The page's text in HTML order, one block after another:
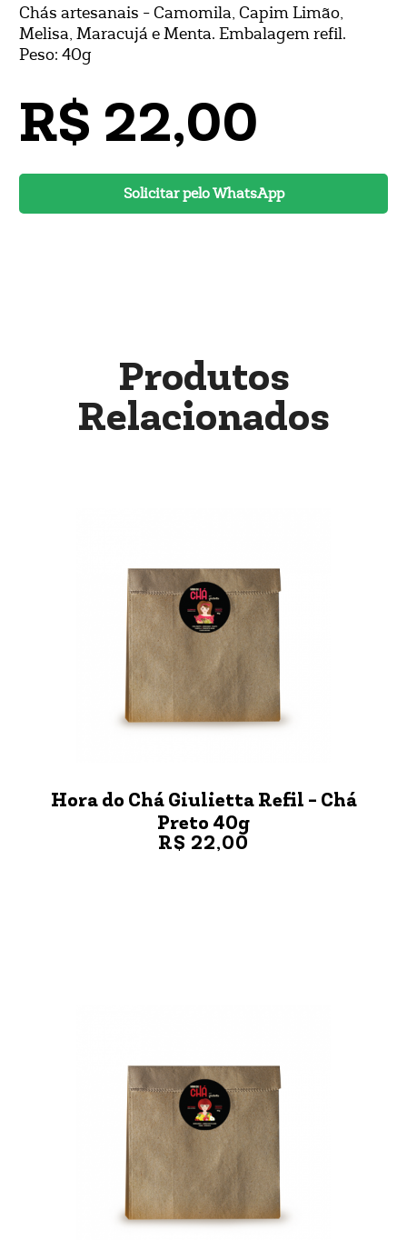
Chás artesanais - Camomila, Capim Limão,
Melisa, Maracujá e Menta. Embalagem refil.
Peso: 40g
R$ 22,00
Solicitar pelo WhatsApp
Produtos
Relacionados
Hora do Chá Giulietta Refil - Chá
Preto 40g
R$ 22,00